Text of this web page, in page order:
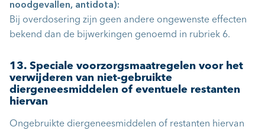
noodgevallen, antidota):
Bij overdosering zijn geen andere ongewenste effecten
bekend dan de bijwerkingen genoemd in rubriek 6.
13. Speciale voorzorgsmaatregelen voor het
verwijderen van niet-gebruikte
diergeneesmiddelen of eventuele restanten
hiervan
Ongebruikte diergeneesmiddelen of restanten hiervan